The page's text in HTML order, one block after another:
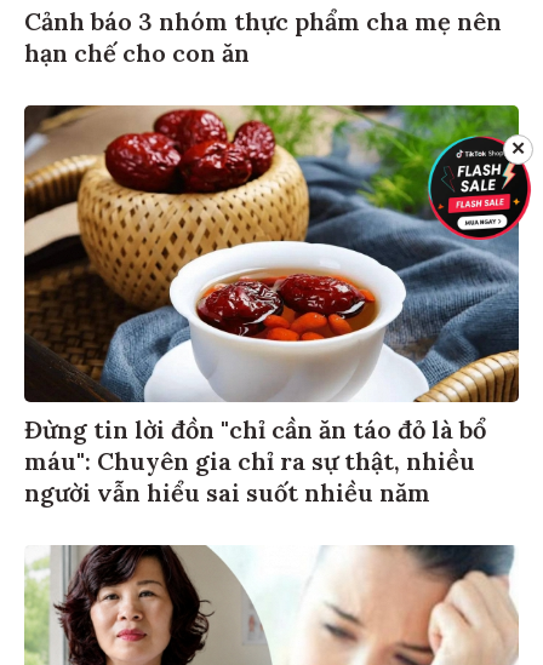
Cảnh báo 3 nhóm thực phẩm cha mẹ nên
hạn chế cho con ăn
Đừng tin lời đồn "chỉ cần ăn táo đỏ là bổ
máu": Chuyên gia chỉ ra sự thật, nhiều
người vẫn hiểu sai suốt nhiều năm
✕